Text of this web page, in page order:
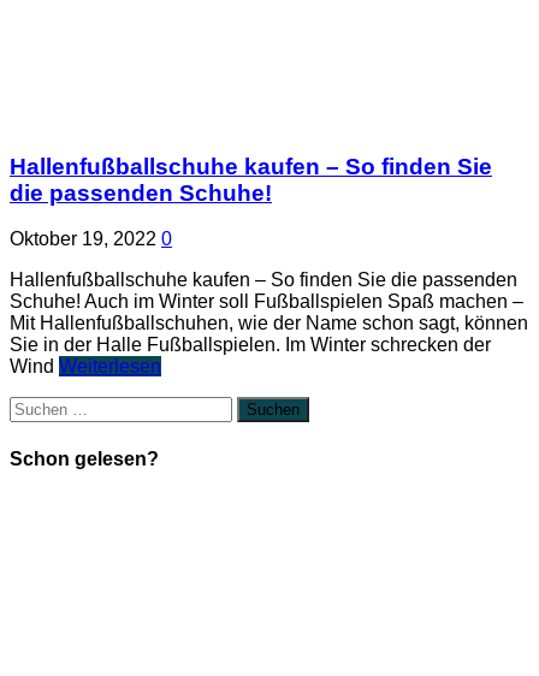
Hallenfußballschuhe kaufen – So finden Sie
die passenden Schuhe!
Oktober 19, 2022 0
Hallenfußballschuhe kaufen – So finden Sie die passenden
Schuhe! Auch im Winter soll Fußballspielen Spaß machen –
Mit Hallenfußballschuhen, wie der Name schon sagt, können
Sie in der Halle Fußballspielen. Im Winter schrecken der
Wind Weiterlesen
Suchen
nach:
Schon gelesen?